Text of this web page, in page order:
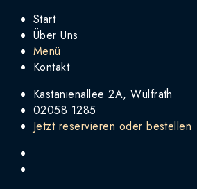
Start
Über Uns
Menü
Kontakt
Kastanienallee 2A, Wülfrath
02058 1285
Jetzt reservieren oder bestellen